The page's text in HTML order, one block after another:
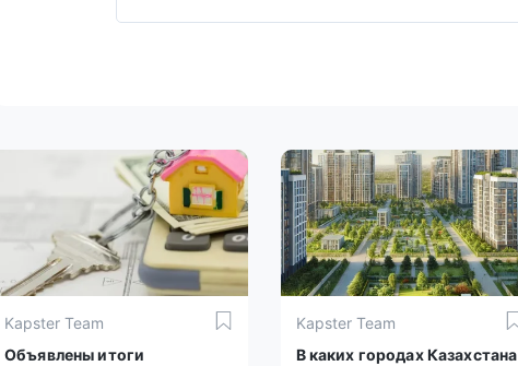
Kapster Team
Объявлены итоги
Kapster Team
В каких городах Казахстана